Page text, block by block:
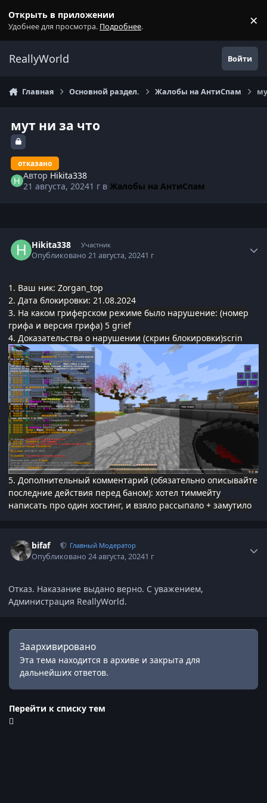
Открыть в приложении
Удобнее для просмотра. Подробнее. ×
ReallyWorld Войти
Главная Основной раздел. Жалобы на АнтиСпам
мут ни за что
отказано
Автор Hikita338
21 августа, 20241 г в Жалобы на АнтиСпам
Hikita338 Участник
Опубликовано21 августа, 20241 г
1. Ваш ник: Zorgan_top
2. Дата блокировки: 21.08.2024
3. На каком гриферском режиме было нарушение: (номер
грифа и версия грифа) 5 grief
4. Доказательства о нарушении (скрин блокировки)scrin
5. Дополнительный комментарий (обязательно описывайте
последние действия перед баном): хотел тиммейту
написать про один хостинг, и взяло рассыпало + замутило
bifaf Главный Модератор
Опубликовано24 августа, 20241 г
Отказ. Наказание выдано верно. С уважением,
Администрация ReallyWorld.
Заархивировано
Эта тема находится в архиве и закрыта для
дальнейших ответов.
Перейти к списку тем